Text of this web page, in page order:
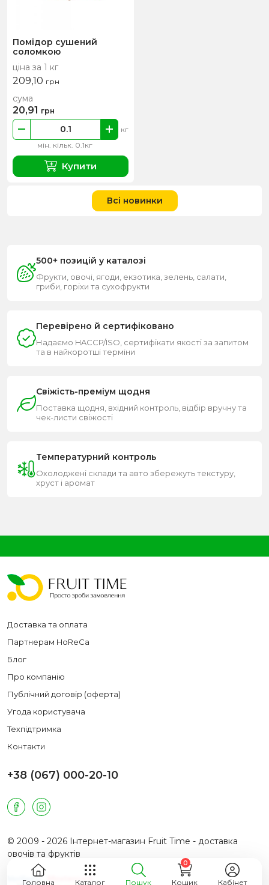
Помідор сушений
соломкою
ціна за 1 кг
209,10 грн
мін. кільк. 0.1кг
кг
сума
20,91 грн
Купити
Всі новинки
500+ позицій у каталозі
Фрукти, овочі, ягоди, екзотика, зелень, салати,
гриби, горіхи та сухофрукти
Перевірено й сертифіковано
Надаємо HACCP/ISO, сертифікати якості за запитом
та в найкоротші терміни
Свіжість-преміум щодня
Поставка щодня, вхідний контроль, відбір вручну та
чек-листи свіжості
Температурний контроль
Охолоджені склади та авто збережуть текстуру,
хруст і аромат
Доставка та оплата
Партнерам HoReCa
Блог
Про компанію
Публічний договір (оферта)
Угода користувача
Техпідтримка
Контакти
+38 (067) 000-20-10
© 2009 - 2026 Інтернет-магазин Fruit Time - доставка
овочів та фруктів
Головна Каталог Пошук Кошик
0
Кабінет